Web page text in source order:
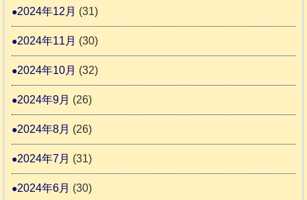
2024年12月 (31)
2024年11月 (30)
2024年10月 (32)
2024年9月 (26)
2024年8月 (26)
2024年7月 (31)
2024年6月 (30)